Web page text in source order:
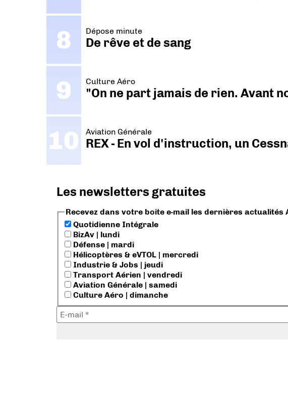
Dépose minute
De rêve et de sang
Culture Aéro
"On ne part jamais de rien. Avant
Aviation Générale
REX - En vol d'instruction, un
Les newsletters gratuites
Recevez dans votre boite e-mail les dernières
Quotidienne Intégrale
BizAv | lundi
Défense | mardi
Hélicoptères & eVTOL | mercredi
Industrie & Jobs | jeudi
Transport Aérien | vendredi
Aviation Générale | samedi
Culture Aéro | dimanche